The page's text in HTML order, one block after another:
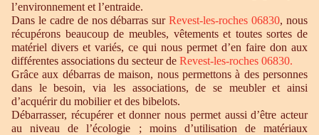
l’environnement et l’entraide.
Dans le cadre de nos débarras surRevest-les-roches 06830, nous
récupérons beaucoup de meubles, vêtements et toutes sortes de
matériel divers et variés, ce qui nous permet d’en faire don aux
différentes associations du secteur de Revest-les-roches 06830.
Grâce aux débarras de maison, nous permettons à des personnes
dans le besoin, via les associations, de se meubler et ainsi
d’acquérir du mobilier et des bibelots.
Débarrasser, récupérer et donner nous permet aussi d’être acteur
au niveau de l’écologie ; moins d’utilisation de matériaux